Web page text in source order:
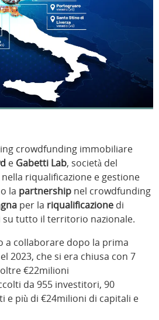
crowdfunding immobiliare
e Gabetti Lab, società del
riqualificazione e gestione
la partnership nel crowdfunding
per la riqualificazione di
su tutto il territorio nazionale.
a collaborare dopo la prima
2023, che si era chiusa con 7
€22milioni
da 955 investitori, 90
più di €24milioni di capitali e